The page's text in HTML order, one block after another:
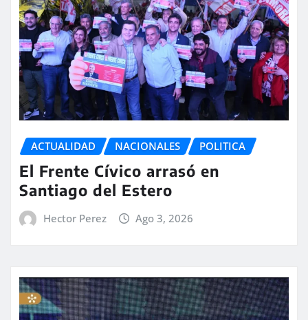
ACTUALIDAD NACIONALES POLITICA
El Frente Cívico arrasó en
Santiago del Estero
Hector Perez Ago 3, 2026